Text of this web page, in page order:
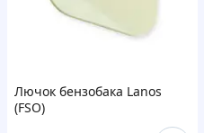
Лючок бензобака Lanos
(FSO)